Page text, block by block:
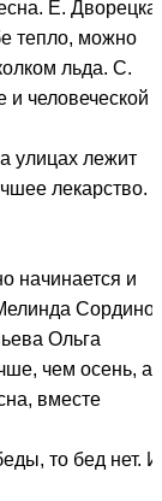
Е.
тепло, можно
льда. С.
человеческой
улицах лежит
лекарство.
начинается и
Сордино
Ольга
чем осень, а
вместе
то бед нет. И